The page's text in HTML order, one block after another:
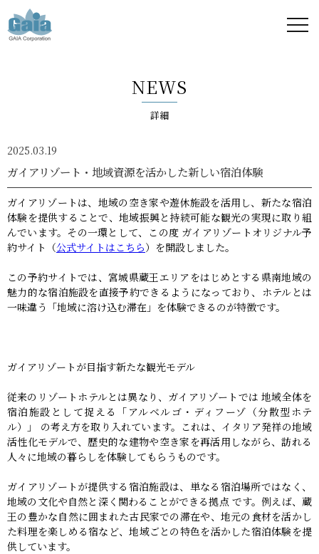
ア -
GAIA
Corporation
-
NEWS
詳細
2025.03.19
ガイアリゾート・地域資源を活かした新しい宿泊体験
ガイアリゾートは、地域の空き家や遊休施設を活用し、新たな宿泊
体験を提供することで、地域振興と持続可能な観光の実現に取り組
んでいます。その一環として、この度 ガイアリゾートオリジナル予
約サイト（公式サイトはこちら）を開設しました。
この予約サイトでは、宮城県蔵王エリアをはじめとする県南地域の
魅力的な宿泊施設を直接予約できるようになっており、ホテルとは
一味違う「地域に溶け込む滞在」を体験できるのが特徴です。
ガイアリゾートが目指す新たな観光モデル
従来のリゾートホテルとは異なり、ガイアリゾートでは 地域全体を
宿泊施設として捉える「アルベルゴ・ディフーゾ（分散型ホテ
ル）」 の考え方を取り入れています。これは、イタリア発祥の地域
活性化モデルで、歴史的な建物や空き家を再活用しながら、訪れる
人々に地域の暮らしを体験してもらうものです。
ガイアリゾートが提供する宿泊施設は、単なる宿泊場所ではなく、
地域の文化や自然と深く関わることができる拠点 です。例えば、蔵
王の豊かな自然に囲まれた古民家での滞在や、地元の食材を活かし
た料理を楽しめる宿など、地域ごとの特色を活かした宿泊体験を提
供しています。